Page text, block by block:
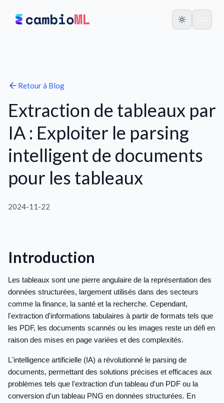
Retour à Blog
Extraction de tableaux par
IA : Exploiter le parsing
intelligent de documents
pour les tableaux
2024-11-22
Introduction
Les tableaux sont une pierre angulaire de la représentation des
données structurées, largement utilisés dans des secteurs
comme la finance, la santé et la recherche. Cependant,
l'extraction d'informations tabulaires à partir de formats tels que
les PDF, les documents scannés ou les images reste un défi en
raison des mises en page variées et des complexités.
L'intelligence artificielle (IA) a révolutionné le parsing de
documents, permettant des solutions précises et efficaces aux
problèmes tels que l'extraction d'un tableau d'un PDF ou la
conversion d'un tableau PNG en données structurées. En